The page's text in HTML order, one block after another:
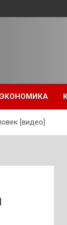
ЭКОНОМИКА
[видео]